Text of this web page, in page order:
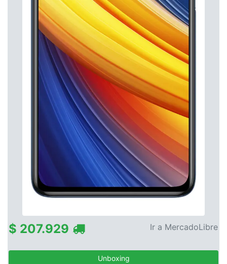
$ 207.929 Ir a MercadoLibre
Unboxing